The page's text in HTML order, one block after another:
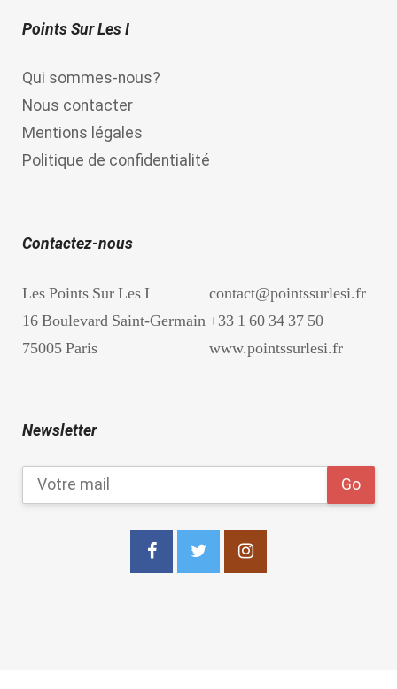
Points Sur Les I
Qui sommes-nous?
Nous contacter
Mentions légales
Politique de confidentialité
Contactez-nous
Les Points Sur Les I
16 Boulevard Saint-Germain
75005 Paris
contact@pointssurlesi.fr
+33 1 60 34 37 50
www.pointssurlesi.fr
Newsletter